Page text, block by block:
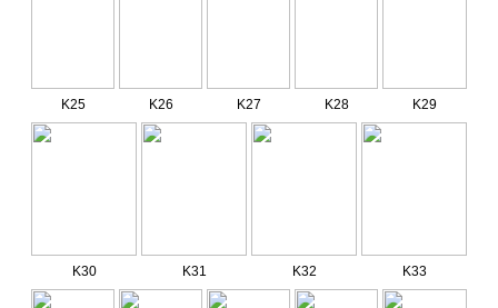
K25 K26 K27 K28 K29
K30 K31 K32 K33